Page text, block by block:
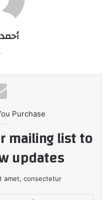
Purchase
mailing list to
updates!
amet, consectetur.